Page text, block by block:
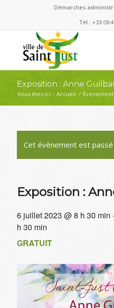
Démarches
Tél.: +33 (0)4
Exposition : Anne
Vous êtes ici : Accueil /
Cet évènement est passé
Exposition :
6 juillet 2023 @ 8 h 30 min
h 30 min
GRATUIT